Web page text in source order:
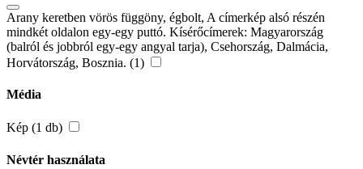
Arany keretben vörös függöny, égbolt, A címerkép alsó részén
mindkét oldalon egy-egy puttó. Kísérőcímerek: Magyarország
(balról és jobbról egy-egy angyal tarja), Csehország, Dalmácia,
Horvátország, Bosznia. (1)
Média
Kép (1 db)
Névtér használata